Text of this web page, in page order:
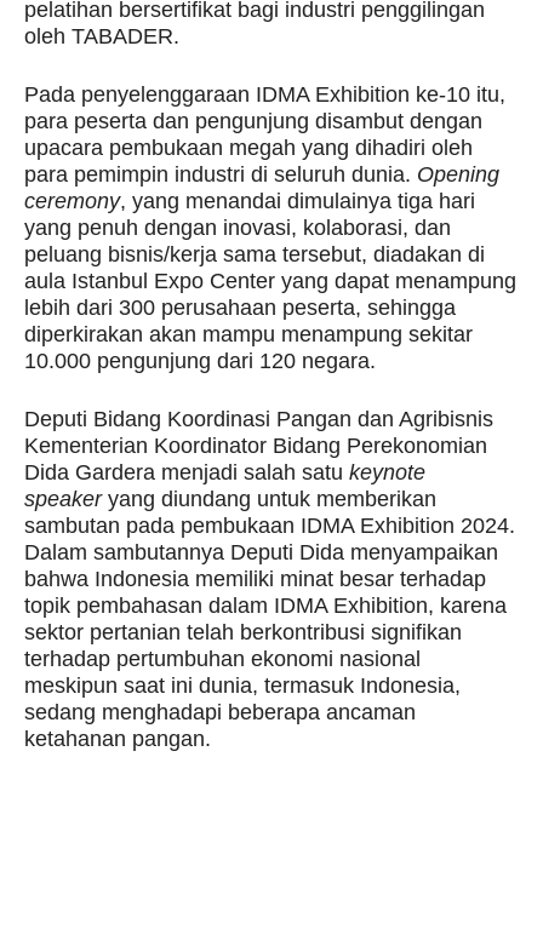
pelatihan bersertifikat bagi industri penggilingan
oleh TABADER.
Pada penyelenggaraan IDMA Exhibition ke-10 itu,
para peserta dan pengunjung disambut dengan
upacara pembukaan megah yang dihadiri oleh
para pemimpin industri di seluruh dunia. Opening
ceremony, yang menandai dimulainya tiga hari
yang penuh dengan inovasi, kolaborasi, dan
peluang bisnis/kerja sama tersebut, diadakan di
aula Istanbul Expo Center yang dapat menampung
lebih dari 300 perusahaan peserta, sehingga
diperkirakan akan mampu menampung sekitar
10.000 pengunjung dari 120 negara.
Deputi Bidang Koordinasi Pangan dan Agribisnis
Kementerian Koordinator Bidang Perekonomian
Dida Gardera menjadi salah satu keynote
speakeryang diundang untuk memberikan
sambutan pada pembukaan IDMA Exhibition 2024.
Dalam sambutannya Deputi Dida menyampaikan
bahwa Indonesia memiliki minat besar terhadap
topik pembahasan dalam IDMA Exhibition, karena
sektor pertanian telah berkontribusi signifikan
terhadap pertumbuhan ekonomi nasional
meskipun saat ini dunia, termasuk Indonesia,
sedang menghadapi beberapa ancaman
ketahanan pangan.